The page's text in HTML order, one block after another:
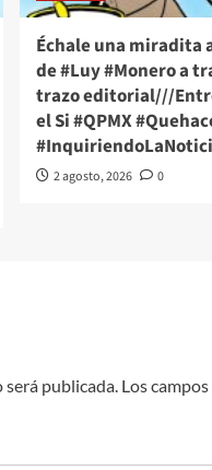
Échale una miradita
de #Luy #Monero a
trazo editorial///
el Si #QPMX
2 agosto, 2026 0
publicada. Los